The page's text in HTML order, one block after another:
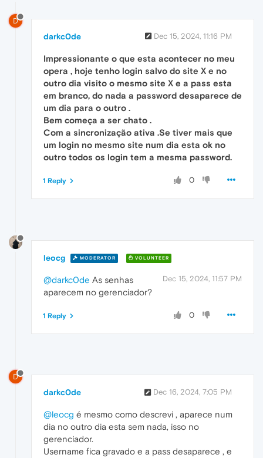
D
darkc0de Dec 15, 2024, 11:16 PM
Impressionante o que esta acontecer no meu
opera , hoje tenho login salvo do site X e no
outro dia visito o mesmo site X e a pass esta
em branco, do nada a password desaparece de
um dia para o outro .
Bem começa a ser chato .
Com a sincronização ativa .Se tiver mais que
um login no mesmo site num dia esta ok no
outro todos os login tem a mesma password.
0
1 Reply
leocg MODERATOR VOLUNTEER
Dec 15, 2024, 11:57 PM
@darkc0de As senhas
aparecem no gerenciador?
0
1 Reply
D
darkc0de Dec 16, 2024, 7:05 PM
@leocg é mesmo como descrevi , aparece num
dia no outro dia esta sem nada, isso no
gerenciador.
Username fica gravado e a pass desaparece , e